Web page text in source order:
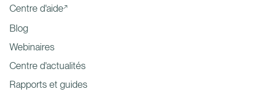
Centre d'aide
Blog
Webinaires
Centre d'actualités
Rapports et guides